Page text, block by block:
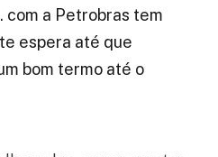
a Petrobras tem
espera até que
bom termo até o